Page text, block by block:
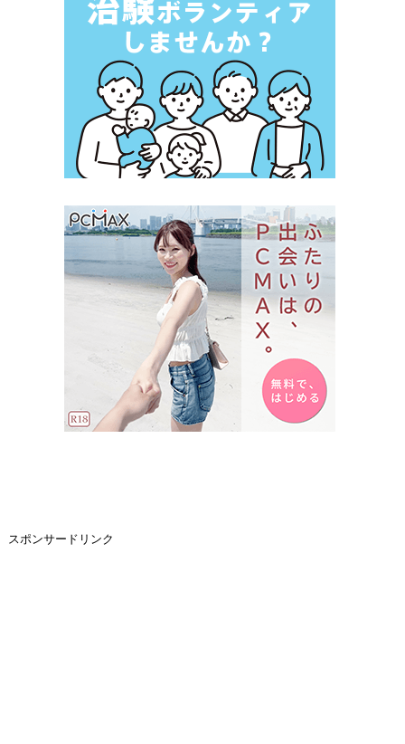
スポンサードリンク